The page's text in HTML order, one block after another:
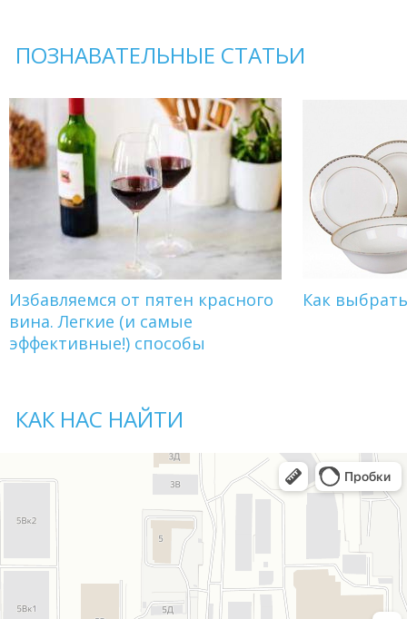
ПОЗНАВАТЕЛЬНЫЕ СТАТЬИ
Избавляемся от пятен красного
вина. Легкие (и самые
эффективные!) способы
Как
КАК НАС НАЙТИ